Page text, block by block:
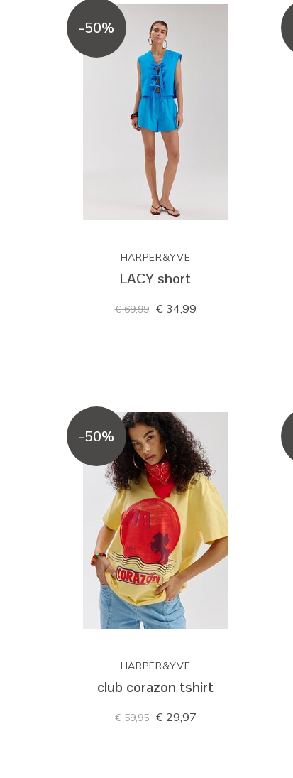
-50%
HARPER&YVE
LACY short
€ 69,99 € 34,99
-50%
HARPER&YVE
club corazon tshirt
€ 59,95 € 29,97